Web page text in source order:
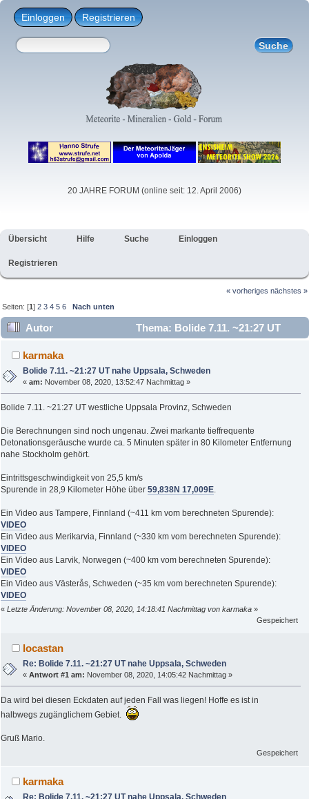
Einloggen Registrieren
20 JAHRE FORUM (online seit: 12. April 2006)
Übersicht Hilfe Suche Einloggen
Registrieren
« vorheriges nächstes »
Seiten: [1]2 3 4 5 6 Nach unten
Autor
Thema: Bolide 7.11. ~21:27 UT
nahe Uppsala, Schweden (Gelesen 36629 mal)
karmaka
Bolide 7.11. ~21:27 UT nahe Uppsala, Schweden
«am: November 08, 2020, 13:52:47 Nachmittag »
Bolide 7.11. ~21:27 UT westliche Uppsala Provinz, Schweden
Die Berechnungen sind noch ungenau. Zwei markante tieffrequente
Detonationsgeräusche wurde ca. 5 Minuten später in 80 Kilometer Entfernung
nahe Stockholm gehört.
Eintrittsgeschwindigkeit von 25,5 km/s
Spurende in 28,9 Kilometer Höhe über 59,838N 17,009E.
Ein Video aus Tampere, Finnland (~411 km vom berechneten Spurende):
VIDEO
Ein Video aus Merikarvia, Finnland (~330 km vom berechneten Spurende):
VIDEO
Ein Video aus Larvik, Norwegen (~400 km vom berechneten Spurende):
VIDEO
Ein Video aus Västerås, Schweden (~35 km vom berechneten Spurende):
VIDEO
« Letzte Änderung: November 08, 2020, 14:18:41 Nachmittag von karmaka »
Gespeichert
locastan
Re: Bolide 7.11. ~21:27 UT nahe Uppsala, Schweden
«Antwort #1 am: November 08, 2020, 14:05:42 Nachmittag »
Da wird bei diesen Eckdaten auf jeden Fall was liegen! Hoffe es ist in
halbwegs zugänglichem Gebiet.
Gruß Mario.
Gespeichert
karmaka
Re: Bolide 7.11. ~21:27 UT nahe Uppsala, Schweden